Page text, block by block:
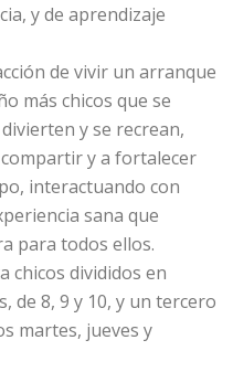
y de aprendizaje
de vivir un arranque
más chicos que se
y se recrean,
y a fortalecer
interactuando con
sana que
para todos ellos.
chicos divididos en
de 8, 9 y 10, y un tercero
martes, jueves y